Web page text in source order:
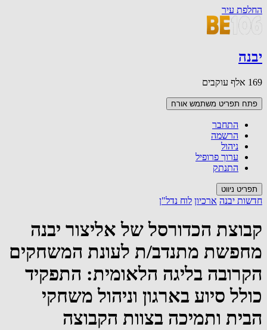
החלפת עיר
יבנה
169 אלף עוקבים
פתח תפריט משתמש אורח
התחבר
הרשמה
ניהול
ערוך פרופיל
התנתק
תפריט ניווט
חדשות יבנה ארכיון לוח נדל"ן
קבוצת הכדורסל של אליצור יבנה
מחפשת מתנדב/ת לעונת המשחקים
הקרובה בליגה הלאומית: התפקיד
כולל סיוע בארגון וניהול משחקי
הבית ותמיכה בצוות הקבוצה